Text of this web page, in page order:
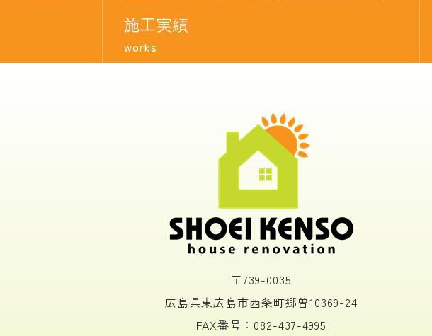
施工実績
works
〒739-0035
広島県東広島市西条町郷曽10369-24
FAX番号：082-437-4995